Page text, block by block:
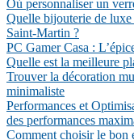
Où personnaliser un
Quelle bijouterie de luxe
Saint-Martin ?
PC Gamer Casa :
Quelle est la meilleure
Trouver la décoration
minimaliste
Performances et
des performances
Comment choisir le bon